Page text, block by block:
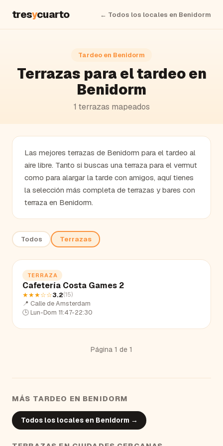
tresycuarto ← Todos los locales en Benidorm
Tardeo en Benidorm
Terrazas para el tardeo en
Benidorm
1 terrazas mapeados
Las mejores terrazas de Benidorm para el tardeo al
aire libre. Tanto si buscas una terraza para el vermut
como para alargar la tarde con amigos, aquí tienes
la selección más completa de terrazas y bares con
terraza en Benidorm.
Todos Terrazas
TERRAZA
Cafetería Costa Games 2
★★★☆☆3.2(15)
📍 Calle de Amsterdam
🕒 Lun-Dom 11:47-22:30
Página 1 de 1
MÁS TARDEO EN BENIDORM
Todos los locales en Benidorm →